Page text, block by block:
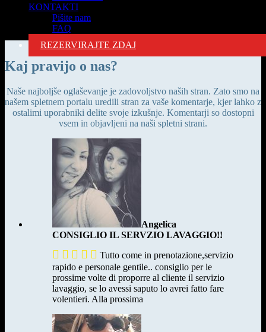
KONTAKTI
Pišite nam
FAQ
REZERVIRAJTE ZDAJ
—
6 May 2019
Kaj pravijo o nas?
Naše najboljše oglaševanje je zadovoljstvo naših stran. Zato smo na
našem spletnem portalu uredili stran za vaše komentarje, kjer lahko z
ostalimi uporabniki delite svoje izkušnje. Komentarji so dostopni
vsem in objavljeni na naši spletni strani.
Angelica
CONSIGLIO IL SERVZIO LAVAGGIO!!
     Tutto come in prenotazione,servizio
rapido e personale gentile.. consiglio per le
prossime volte di proporre al cliente il servizio
lavaggio, se lo avessi saputo lo avrei fatto fare
volentieri. Alla prossima